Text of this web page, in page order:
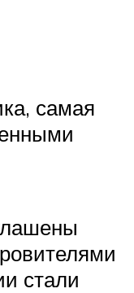
самая
стали